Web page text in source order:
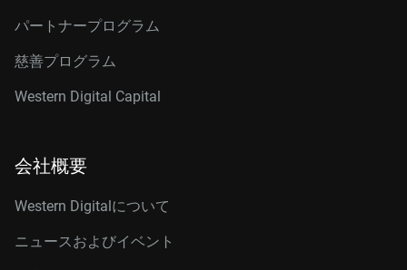
パートナープログラム
慈善プログラム
Western Digital Capital
会社概要
Western Digitalについて
ニュースおよびイベント